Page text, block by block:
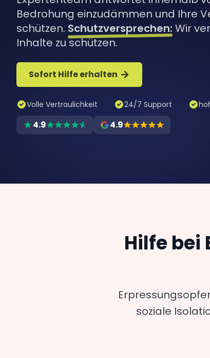
Bedrohung einzudämmen und Ihre
schützen. Schutzversprechen: Wir
Inhalte zu schützen.
Sofort Hilfe erhalten
Volle Vertraulichkeit 24/7 Support
4.9 4.9
Hilfe bei
soziale